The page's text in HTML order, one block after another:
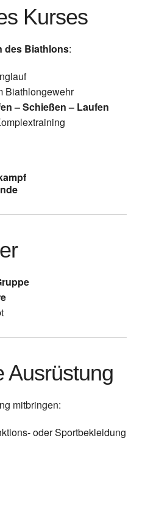
Kurses
des Biathlons:
Biathlongewehr
– Schießen – Laufen
Ausrüstung
mitbringen:
oder Sportbekleidung